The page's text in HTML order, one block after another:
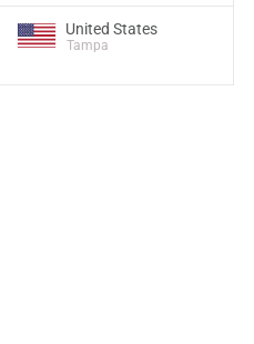
United States
Tampa